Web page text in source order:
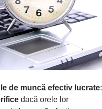
de muncă efectiv lucrate:
dacă orele lor